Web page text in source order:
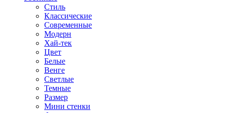
Стиль
Классические
Современные
Модерн
Хай-тек
Цвет
Белые
Венге
Светлые
Темные
Размер
Мини стенки